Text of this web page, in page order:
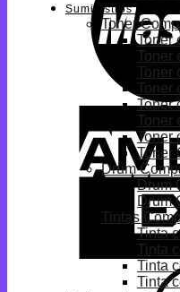
Suministros
Toner
Toner
Toner
Toner
Toner
Toner
Toner
Toner
Toner
Drum
Drum
Drum
Tintas
Tinta
Tinta
Tinta
Tinta